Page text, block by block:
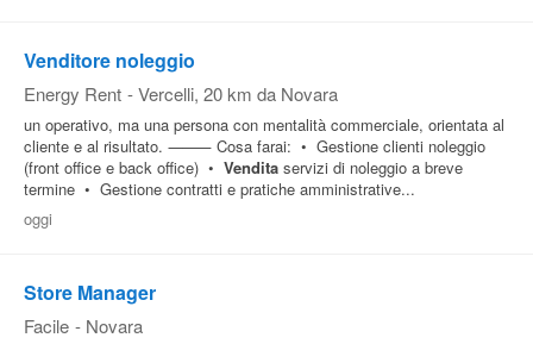
Venditore noleggio
Energy Rent - Vercelli, 20 km da Novara
un operativo, ma una persona con mentalità commerciale, orientata al
cliente e al risultato. ⸻ Cosa farai: • Gestione clienti noleggio
(front office e back office) • Vendita servizi di noleggio a breve
termine • Gestione contratti e pratiche amministrative...
oggi
Store Manager
Facile - Novara